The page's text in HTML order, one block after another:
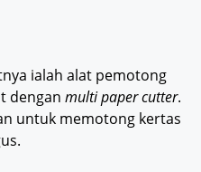
ialah alat pemotong
dengan multi paper cutter.
untuk memotong kertas